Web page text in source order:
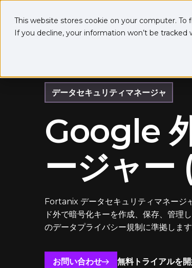
This website stores cookie on your computer.
If you decline, your information won’t be tracked
データセキュリティマネージャ
Google
ージャー
Fortanix データセキュリティマネージ
ド外で暗号化キーを作成、保存、管
のデータプライバシー規制に準拠します
お問い合わせ 無料トライアルを